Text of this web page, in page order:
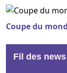
Coupe du
Fil des news